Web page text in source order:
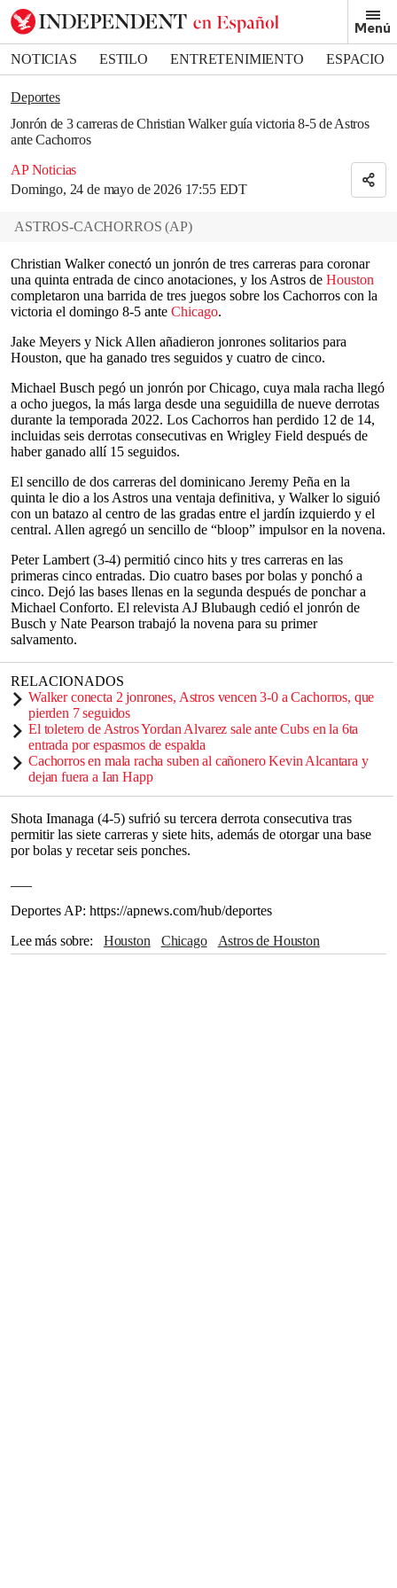
Menú
NOTICIAS ESTILO ENTRETENIMIENTO
ESPACIO
DEPORTES
Deportes
Jonrón de 3 carreras de Christian Walker guía victoria 8-5 de Astros
ante Cachorros
AP Noticias
Domingo, 24 de mayo de 2026 17:55 EDT
Bookmark popover
Removed from bookmarks
Close popover
ASTROS-CACHORROS (AP)
Christian Walker conectó un jonrón de tres carreras para coronar
una quinta entrada de cinco anotaciones, y los Astros de Houston
completaron una barrida de tres juegos sobre los Cachorros con la
victoria el domingo 8-5 ante Chicago.
Jake Meyers y Nick Allen añadieron jonrones solitarios para
Houston, que ha ganado tres seguidos y cuatro de cinco.
Michael Busch pegó un jonrón por Chicago, cuya mala racha llegó
a ocho juegos, la más larga desde una seguidilla de nueve derrotas
durante la temporada 2022. Los Cachorros han perdido 12 de 14,
incluidas seis derrotas consecutivas en Wrigley Field después de
haber ganado allí 15 seguidos.
El sencillo de dos carreras del dominicano Jeremy Peña en la
quinta le dio a los Astros una ventaja definitiva, y Walker lo siguió
con un batazo al centro de las gradas entre el jardín izquierdo y el
central. Allen agregó un sencillo de “bloop” impulsor en la novena.
Peter Lambert (3-4) permitió cinco hits y tres carreras en las
primeras cinco entradas. Dio cuatro bases por bolas y ponchó a
cinco. Dejó las bases llenas en la segunda después de ponchar a
Michael Conforto. El relevista AJ Blubaugh cedió el jonrón de
Busch y Nate Pearson trabajó la novena para su primer
salvamento.
RELACIONADOS
Walker conecta 2 jonrones, Astros vencen 3-0 a Cachorros, que
pierden 7 seguidos
El toletero de Astros Yordan Alvarez sale ante Cubs en la 6ta
entrada por espasmos de espalda
Cachorros en mala racha suben al cañonero Kevin Alcantara y
dejan fuera a Ian Happ
Shota Imanaga (4-5) sufrió su tercera derrota consecutiva tras
permitir las siete carreras y siete hits, además de otorgar una base
por bolas y recetar seis ponches.
Deportes AP: https://apnews.com/hub/deportes
Lee más sobre
Houston Chicago Astros de Houston